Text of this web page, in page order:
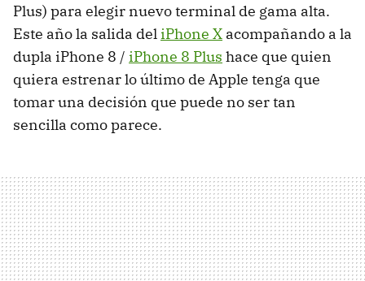
Plus) para elegir nuevo terminal de gama alta.
Este año la salida deliPhone X acompañando a la
dupla iPhone 8 / iPhone 8 Plus hace que quien
quiera estrenar lo último de Apple tenga que
tomar una decisión que puede no ser tan
sencilla como parece.